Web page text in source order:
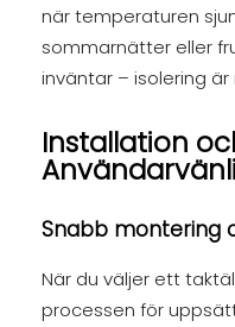
när temperaturen
sommarnätter eller
inväntar – isolering är
Installation
Snabb montering
När du väljer ett
processen för